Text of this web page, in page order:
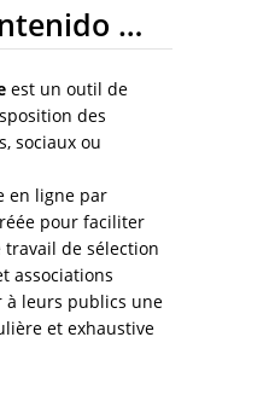
Visor de contenido web
est un outil de
des
sociaux ou
en ligne par
pour faciliter
travail de sélection
associations
à leurs publics une
et exhaustive